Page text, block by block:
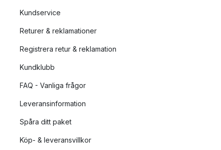
Kundservice
Returer & reklamationer
Registrera retur & reklamation
Kundklubb
FAQ - Vanliga frågor
Leveransinformation
Spåra ditt paket
Köp- & leveransvillkor